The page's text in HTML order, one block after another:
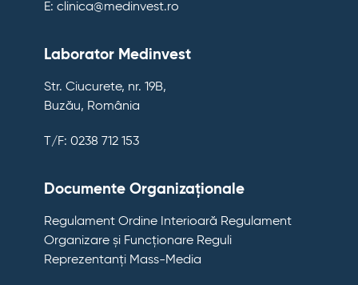
E: clinica@medinvest.ro
Laborator Medinvest
Str. Ciucurete, nr. 19B,
Buzău, România
T/F: 0238 712 153
Documente Organizaționale
Regulament Ordine Interioară Regulament
Organizare și Funcționare Reguli
Reprezentanți Mass-Media